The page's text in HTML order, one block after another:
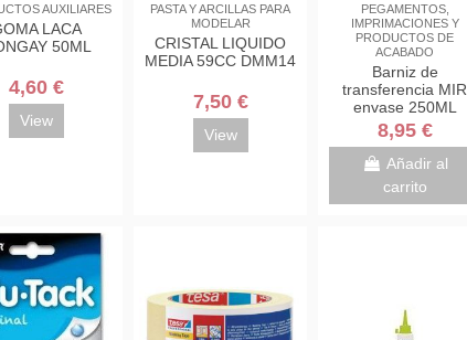
AUXILIARES
LACA
50ML
4,60 €
View
PASTA Y ARCILLAS PARA
MODELAR
CRISTAL LIQUIDO
MEDIA 59CC DMM14
7,50 €
View
PEGAMENTOS,
IMPRIMACIONES Y
PRODUCTOS DE
ACABADO
Barniz de
transferencia MIR
envase 250ML
8,95 €
Añadir al
carrito